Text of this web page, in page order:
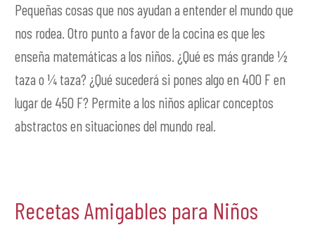
Pequeñas cosas que nos ayudan a entender el mundo que
nos rodea. Otro punto a favor de la cocina es que les
enseña matemáticas a los niños. ¿Qué es más grande ½
taza o ¼ taza? ¿Qué sucederá si pones algo en 400 F en
lugar de 450 F? Permite a los niños aplicar conceptos
abstractos en situaciones del mundo real.
Recetas Amigables para Niños